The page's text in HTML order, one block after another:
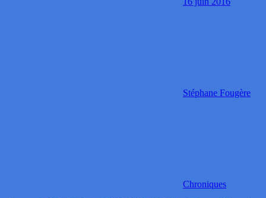
Stéphane Fougère
Chroniques